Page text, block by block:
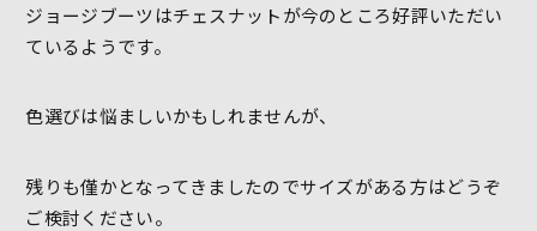
ジョージブーツはチェスナットが今のところ好評いただい
ているようです。
色選びは悩ましいかもしれませんが、
残りも僅かとなってきましたのでサイズがある方はどうぞ
ご検討ください。